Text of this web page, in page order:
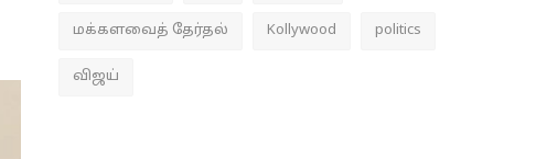
மக்களவைத் தேர்தல் Kollywood politics
விஜய்